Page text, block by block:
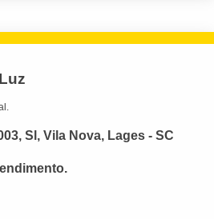
Sl, Vila Nova, Lages - SC